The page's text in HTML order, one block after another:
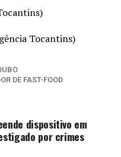
Tocantins)
DE FAST-FOOD
dispositivo em
por crimes